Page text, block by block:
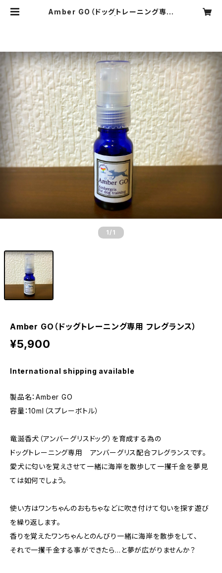
Amber GO（ドッグトレーニング専用
1 /1
Amber GO（ドッグトレーニング専用 フレグランス）
¥5,900
International shipping available
製品名：Amber GO
容量：10ml（スプレーボトル）
竜涎香犬（アンバーグリスドッグ）を育成する為の
ドッグトレーニング専用 アンバーグリス配合フレグランスです。
愛犬に匂いを覚えさせて一緒に海岸を散歩して一攫千金を夢見
ては如何でしょう。
使い方はワンちゃんのおもちゃなどに吹き付けて匂いを探す遊び
を繰り返します。
香りを覚えたワンちゃんとのんびり一緒に海岸を散歩をして、
それで一攫千金する事ができたら…と夢が広がりませんか？